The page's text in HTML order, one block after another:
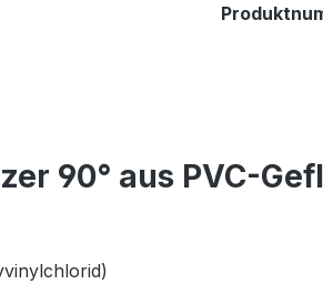
90° aus PVC-